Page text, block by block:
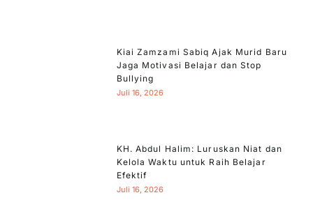
Kiai Zamzami Sabiq Ajak Murid Baru
Jaga Motivasi Belajar dan Stop
Bullying
Juli 16, 2026
KH. Abdul Halim: Luruskan Niat dan
Kelola Waktu untuk Raih Belajar
Efektif
Juli 16, 2026